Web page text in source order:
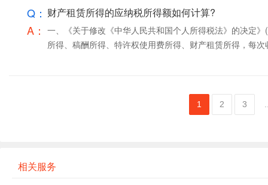
Q： 财产租赁所得的应纳税所得额如何计算?
A： 一、《关于修改《中华人民共和国个人所得税法》的决定
所得、稿酬所得、特许权使用费所得、财产租赁所得，每
1 2 3
相关服务